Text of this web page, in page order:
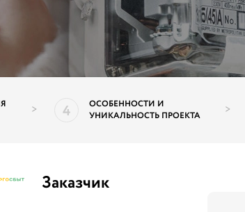
> 4
ОСОБЕННОСТИ И
УНИКАЛЬНОСТЬ ПРОЕКТА
>
Заказчик